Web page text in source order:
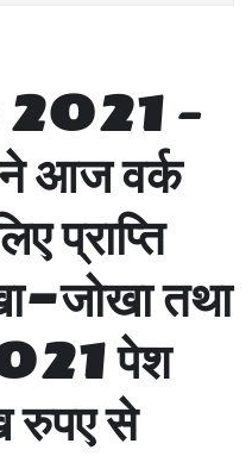
–
ने आज वर्क
जोखा तथा
पेश
रुपए से